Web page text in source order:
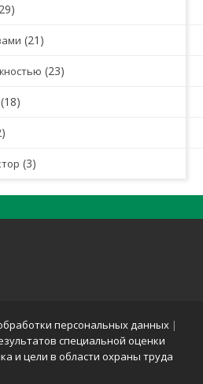
(21)
(23)
(18)
(3)
персональных данных |
специальной оценки
и цели в области охраны труда